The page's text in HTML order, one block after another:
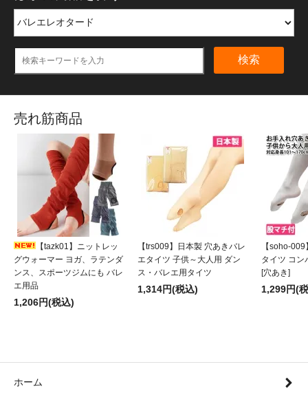
検索
売れ筋商品
【tazk01】ニットレッ
グウォーマー ヨガ、ラテンダ
ンス、スポーツジムにも バレ
エ用品
1,206円(税込)
【trs009】日本製 穴あきバレ
エタイツ 子供～大人用 ダン
ス・バレエ用タイツ
1,314円(税込)
【soho-
タイツ コン
[穴あき]
1,299円(
ホーム